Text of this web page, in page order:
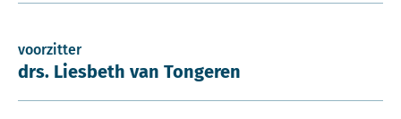
voorzitter
drs. Liesbeth van Tongeren